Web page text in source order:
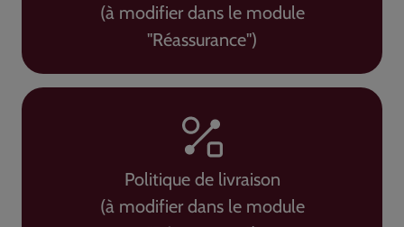
(à modifier dans le module
"Réassurance")
Politique de livraison
(à modifier dans le module